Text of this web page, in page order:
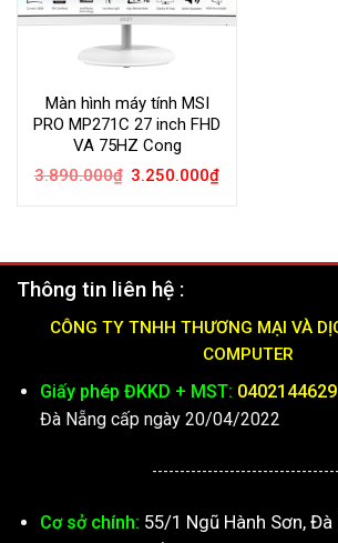
Màn hình máy tính MSI
PRO MP271C 27 inch FHD
VA 75HZ Cong
3.890.000₫ Giá
3.250.000₫Giá
Thông tin liên hệ :
CÔNG TY TNHH THƯƠNG MẠI VÀ
COMPUTER
Giấy phép ĐKKD + MST: 0402144629
Đà Nẵng cấp ngày 20/04/2022
Cơ sở chính: 55/1 Ngũ Hành Sơn,